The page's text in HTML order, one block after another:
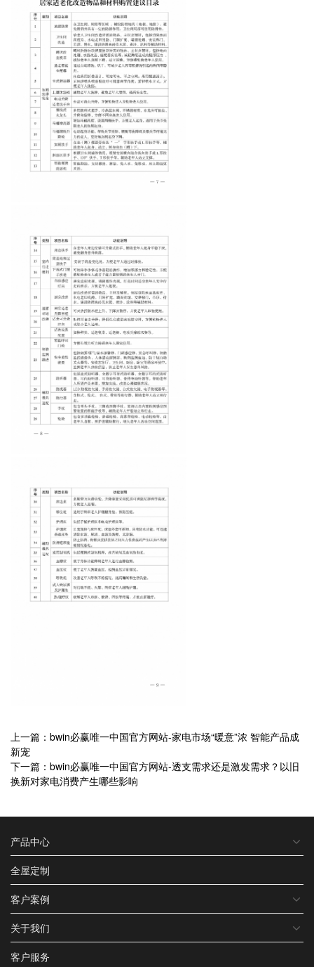
上一篇：bwin必赢唯一中国官方网站-家电市场“暖意”浓 智能产品成
新宠
下一篇：bwin必赢唯一中国官方网站-透支需求还是激发需求？以旧
换新对家电消费产生哪些影响
产品中心
全屋定制
客户案例
关于我们
客户服务